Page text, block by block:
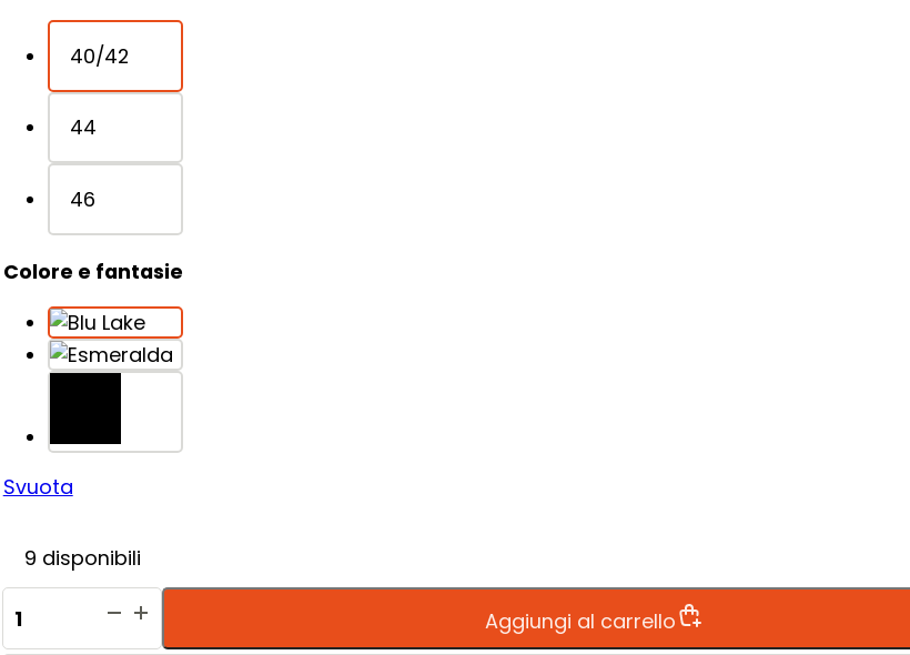
40/42
44
46
Colore e fantasie
Svuota
9 disponibili
Brasierre
Aggiungi al carrello